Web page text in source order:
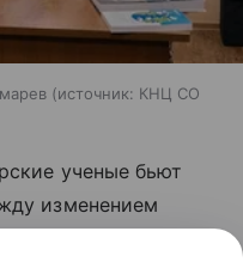
источник: КНЦ СО
ученые бьют
изменением
в Сибири уже давно.